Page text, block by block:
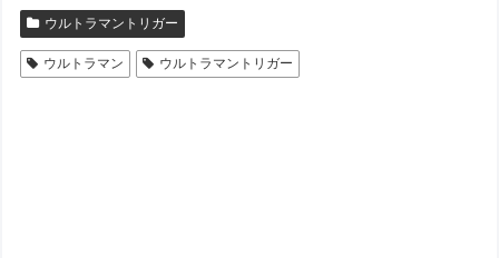
ウルトラマントリガー
ウルトラマン ウルトラマントリガー